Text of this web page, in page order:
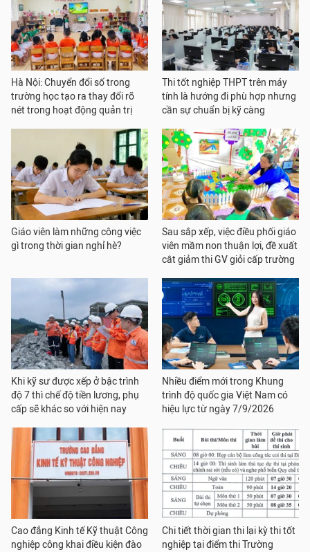
Hà Nội: Chuyển đổi số trong
trường học tạo ra thay đổi rõ
nét trong hoạt động quản trị
Thi tốt nghiệp THPT trên máy
tính là hướng đi phù hợp nhưng
cần sự chuẩn bị kỹ càng
Giáo viên làm những công việc
gì trong thời gian nghỉ hè?
Sau sắp xếp, việc điều phối giáo
viên mầm non thuận lợi, đề xuất
cắt giảm thi GV giỏi cấp trường
Khi kỹ sư được xếp ở bậc trình
độ 7 thì chế độ tiền lương, phụ
cấp sẽ khác so với hiện nay
Nhiều điểm mới trong Khung
trình độ quốc gia Việt Nam có
hiệu lực từ ngày 7/9/2026
Cao đẳng Kinh tế Kỹ thuật Công
nghiệp công khai điều kiện đào
Chi tiết thời gian thi lại kỳ thi tốt
nghiệp tại điểm thi Trường